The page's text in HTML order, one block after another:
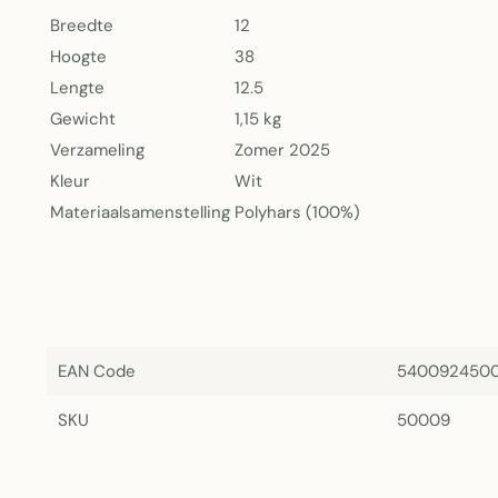
Breedte
12
Hoogte
38
Lengte
12.5
Gewicht
1,15 kg
Verzameling
Zomer 2025
Kleur
Wit
Materiaalsamenstelling Polyhars (100%)
EAN Code
SKU 50009